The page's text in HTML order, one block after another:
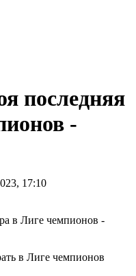
последняя
-
17:10
в Лиге чемпионов